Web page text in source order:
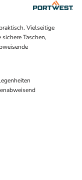
Vielseitige
Taschen,